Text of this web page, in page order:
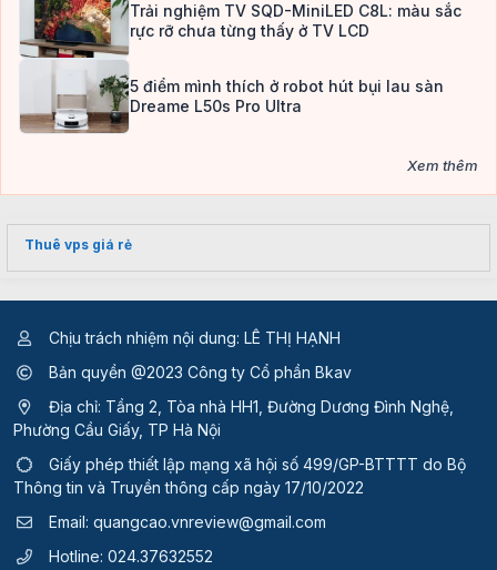
Trải nghiệm TV SQD-MiniLED C8L: màu sắc
rực rỡ chưa từng thấy ở TV LCD
5 điểm mình thích ở robot hút bụi lau sàn
Dreame L50s Pro Ultra
Xem thêm
Thuê vps giá rẻ
Chịu trách nhiệm nội dung: LÊ THỊ HẠNH
Bản quyền @2023 Công ty Cổ phần Bkav
Địa chỉ: Tầng 2, Tòa nhà HH1, Đường Dương Đình Nghệ,
Phường Cầu Giấy, TP Hà Nội
Giấy phép thiết lập mạng xã hội số 499/GP-BTTTT do Bộ
Thông tin và Truyền thông cấp ngày 17/10/2022
Email: quangcao.vnreview@gmail.com
Hotline: 024.37632552